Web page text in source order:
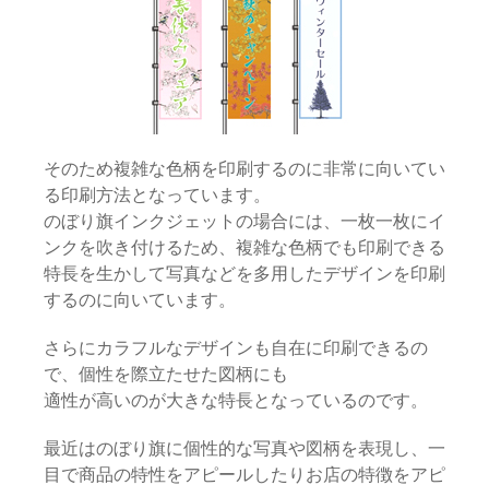
そのため複雑な色柄を印刷するのに非常に向いてい
る印刷方法となっています。
のぼり旗インクジェットの場合には、一枚一枚にイ
ンクを吹き付けるため、複雑な色柄でも印刷できる
特長を生かして写真などを多用したデザインを印刷
するのに向いています。
さらにカラフルなデザインも自在に印刷できるの
で、個性を際立たせた図柄にも
適性が高いのが大きな特長となっているのです。
最近はのぼり旗に個性的な写真や図柄を表現し、一
目で商品の特性をアピールしたりお店の特徴をアピ